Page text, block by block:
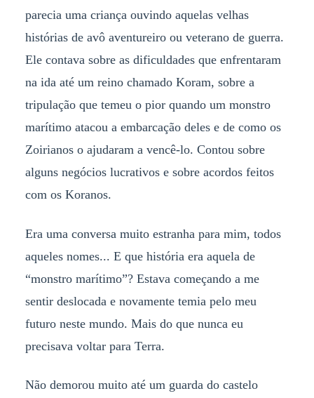
parecia uma criança ouvindo aquelas velhas
histórias de avô aventureiro ou veterano de guerra.
Ele contava sobre as dificuldades que enfrentaram
na ida até um reino chamado Koram, sobre a
tripulação que temeu o pior quando um monstro
marítimo atacou a embarcação deles e de como os
Zoirianos o ajudaram a vencê-lo. Contou sobre
alguns negócios lucrativos e sobre acordos feitos
com os Koranos.
Era uma conversa muito estranha para mim, todos
aqueles nomes... E que história era aquela de
“monstro marítimo”? Estava começando a me
sentir deslocada e novamente temia pelo meu
futuro neste mundo. Mais do que nunca eu
precisava voltar para Terra.
Não demorou muito até um guarda do castelo